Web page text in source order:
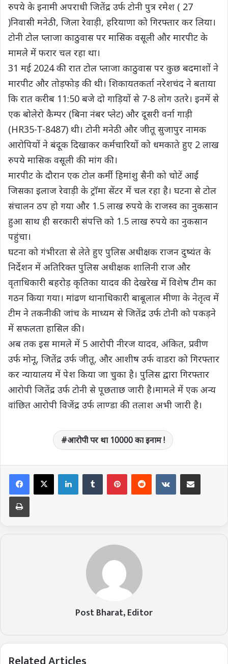
रुपये के इनामी अपराधी जितेंद्र उर्फ टोनी पुत्र रमेश ( 27
)निवासी मनेठी, जिला रेवाड़ी, हरियाणा को गिरफ्तार कर लिया।
टोनी टोल प्लाजा काठुवास पर मासिक वसूली और मारपीट के
मामले में फरार चल रहा था।
31 मई 2024 की रात टोल प्लाजा काठुवास पर कुछ बदमाशों ने
मारपीट और तोड़फोड़ की थी। शिकायतकर्ता नरेशचंद ने बताया
कि रात करीब 11:50 बजे दो गाड़ियों से 7-8 लोग उतरे। इनमें से
एक बोलेरो कैम्पर (बिना नंबर प्लेट) और दूसरी वर्ना गाड़ी
(HR35-T-8487) थी। टोनी मनेठी और जीतू सुजापुर नामक
आरोपियों ने बंदूक दिखाकर कर्मचारियों को धमकाते हुए 2 लाख
रुपये मासिक वसूली की मांग की।
मारपीट के दौरान एक टोल कर्मी हिमांशु सैनी को चोटें आईं
जिसका इलाज रेवाड़ी के ट्रॉमा सेंटर में चल रहा है। घटना से टोल
संचालन ठप हो गया और 1.5 लाख रुपये के राजस्व का नुकसान
हुआ साथ ही सरकारी संपत्ति को 1.5 लाख रुपये का नुकसान
पहुंचा।
घटना को गंभीरता से लेते हुए पुलिस अधीक्षक राजन दुष्यंत के
निर्देशन में अतिरिक्त पुलिस अधीक्षक शालिनी राज और
वृताधिकारी बहरोड़ कृतिका यादव की देखरेख में विशेष टीम का
गठन किया गया। मांढण थानाधिकारी बाबूलाल मीणा के नेतृत्व में
टीम ने तकनीकी जांच के माध्यम से जितेंद्र उर्फ टोनी को पकड़ने
में सफलता हासिल की।
अब तक इस मामले में 5 आरोपी नीरज यादव, अंकित, प्रवीण
उर्फ मोनू, जितेंद्र उर्फ जीतू, और आशीष उर्फ वाडरा को गिरफ्तार
कर न्यायालय में पेश किया जा चुका है। पुलिस द्वारा गिरफ्तार
आरोपी जितेंद्र उर्फ टोनी से पूछताछ जारी है।मामले में एक अन्य
वांछित आरोपी विजेंद्र उर्फ लाण्डा की तलाश अभी जारी है।
आरोपी पर था 10000 का इनाम !
LinkedInTumblrPinterestRedditVKontakte
Share via Email
Print
Post Bharat, Editor